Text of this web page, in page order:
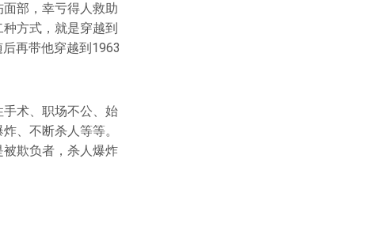
部，幸亏得人救助
方式，就是穿越到
再带他穿越到1963
术、职场不公、始
、不断杀人等等。
欺负者，杀人爆炸